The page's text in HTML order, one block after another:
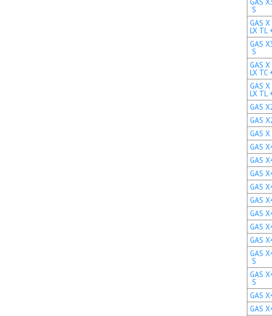
S
GAS
LX TL
GAS
S
GAS
LX TC
GAS
LX TL
GAS
GAS
GAS X
GAS
GAS
GAS
GAS
GAS
GAS
GAS
GAS
GAS
S
GAS
S
GAS
GAS